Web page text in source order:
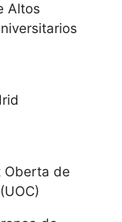
Altos
Oberta de